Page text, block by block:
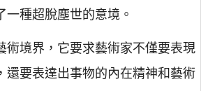
一種超脫塵世的意境。
術境界，它要求藝術家不僅要表現
還要表達出事物的內在精神和藝術